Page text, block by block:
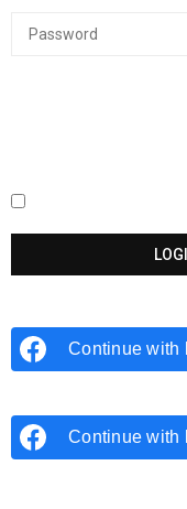
Continue with
Continue with